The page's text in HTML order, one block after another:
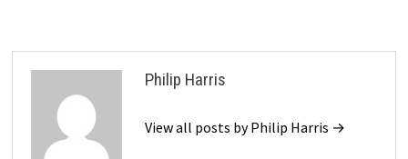
Philip Harris
View all posts by Philip Harris →